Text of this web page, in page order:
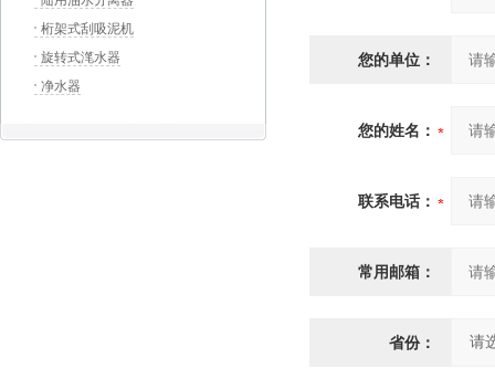
桁架式刮吸泥机
旋转式滗水器
净水器
您的单位：
您的姓名：
联系电话：
常用邮箱：
省份：